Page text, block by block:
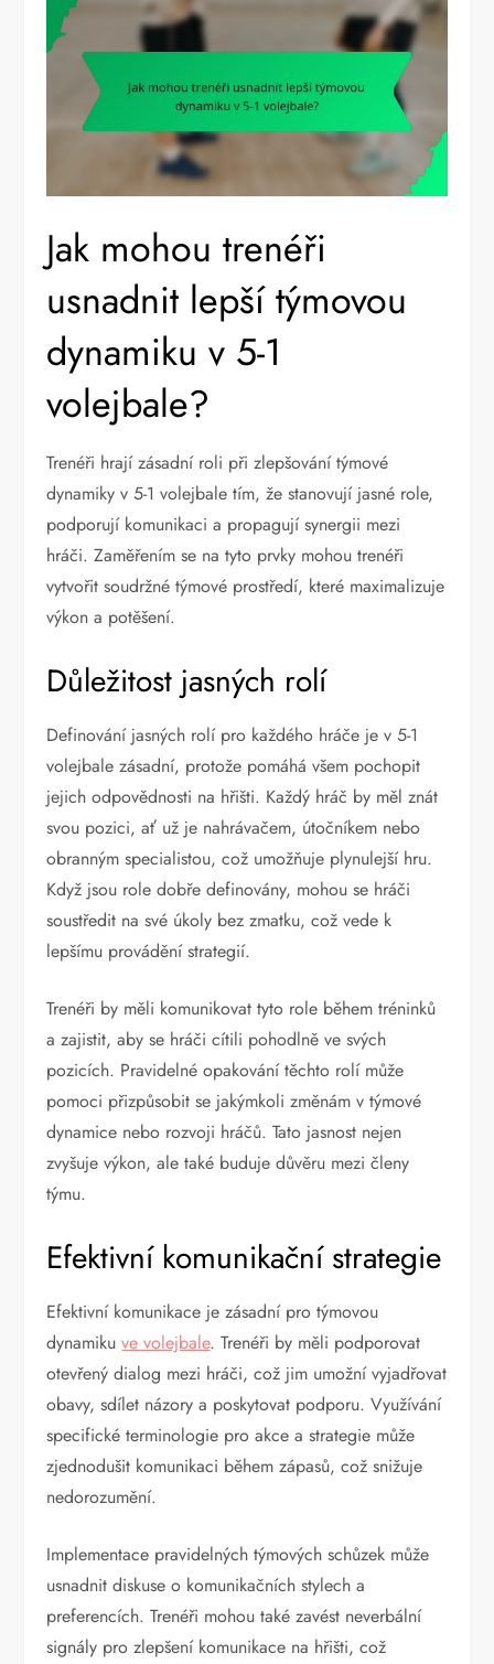
Jak mohou trenéři
usnadnit lepší týmovou
dynamiku v 5-1
volejbale?
Trenéři hrají zásadní roli při zlepšování týmové
dynamiky v 5-1 volejbale tím, že stanovují jasné role,
podporují komunikaci a propagují synergii mezi
hráči. Zaměřením se na tyto prvky mohou trenéři
vytvořit soudržné týmové prostředí, které maximalizuje
výkon a potěšení.
Důležitost jasných rolí
Definování jasných rolí pro každého hráče je v 5-1
volejbale zásadní, protože pomáhá všem pochopit
jejich odpovědnosti na hřišti. Každý hráč by měl znát
svou pozici, ať už je nahrávačem, útočníkem nebo
obranným specialistou, což umožňuje plynulejší hru.
Když jsou role dobře definovány, mohou se hráči
soustředit na své úkoly bez zmatku, což vede k
lepšímu provádění strategií.
Trenéři by měli komunikovat tyto role během tréninků
a zajistit, aby se hráči cítili pohodlně ve svých
pozicích. Pravidelné opakování těchto rolí může
pomoci přizpůsobit se jakýmkoli změnám v týmové
dynamice nebo rozvoji hráčů. Tato jasnost nejen
zvyšuje výkon, ale také buduje důvěru mezi členy
týmu.
Efektivní komunikační strategie
Efektivní komunikace je zásadní pro týmovou
dynamikuve volejbale. Trenéři by měli podporovat
otevřený dialog mezi hráči, což jim umožní vyjadřovat
obavy, sdílet názory a poskytovat podporu. Využívání
specifické terminologie pro akce a strategie může
zjednodušit komunikaci během zápasů, což snižuje
nedorozumění.
Implementace pravidelných týmových schůzek může
usnadnit diskuse o komunikačních stylech a
preferencích. Trenéři mohou také zavést neverbální
signály pro zlepšení komunikace na hřišti, což